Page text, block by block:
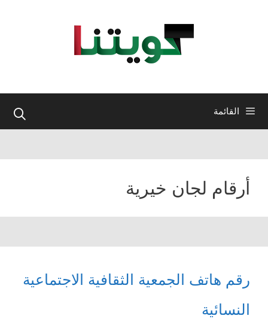
القائمة
أرقام لجان خيرية
رقم هاتف الجمعية الثقافية الاجتماعية
النسائية